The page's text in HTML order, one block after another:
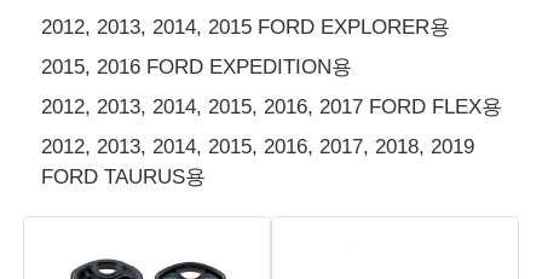
연락처
뉴스
모든 케이스
자동차 키
2012, 2013, 2014, 2015 FORD EXPLORER용
2015, 2016 FORD EXPEDITION용
2012, 2013, 2014, 2015, 2016, 2017 FORD FLEX용
2012, 2013, 2014, 2015, 2016, 2017, 2018, 2019
FORD TAURUS용